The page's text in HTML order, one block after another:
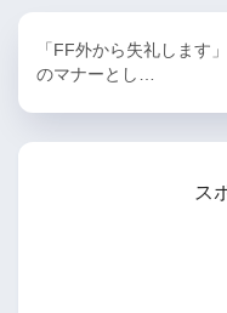
「FF外から失礼します
のマナーとし…
ス